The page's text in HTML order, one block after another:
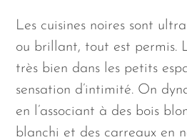
Les cuisines noires sont
ou brillant, tout est permis.
très bien dans les petits
sensation d’intimité. On
en l’associant à des bois
blanchi et des carreaux en